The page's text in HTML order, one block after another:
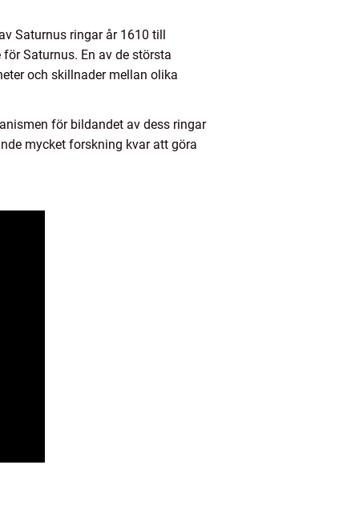
Saturnus ringar år 1610 till
Saturnus. En av de största
och skillnader mellan olika
för bildandet av dess ringar
mycket forskning kvar att göra